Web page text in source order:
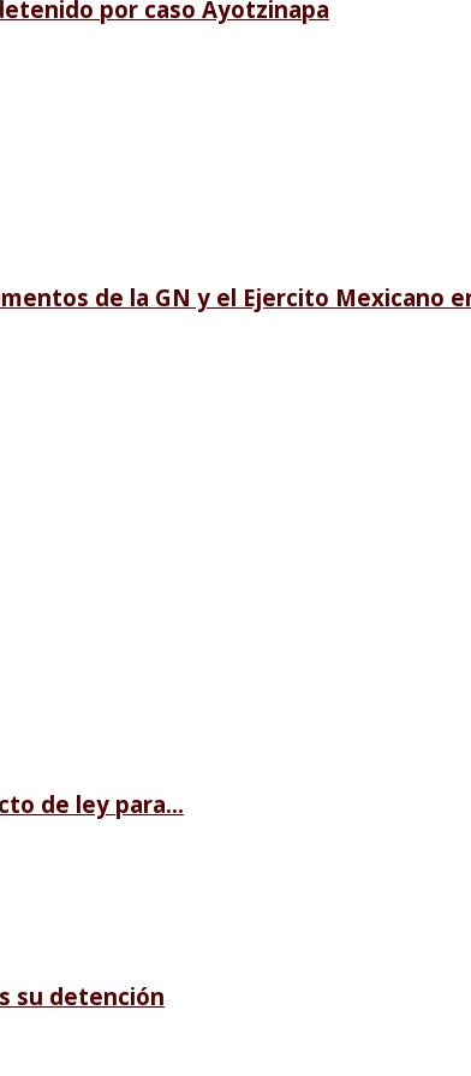
por caso Ayotzinapa
de la GN y el Ejercito Mexicano
de ley para...
su detención